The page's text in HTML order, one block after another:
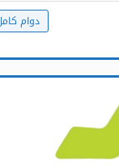
دوام